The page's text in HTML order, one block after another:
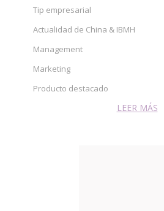
Tip empresarial
Actualidad de China & IBMH
Management
Marketing
Producto destacado
LEER MÁS